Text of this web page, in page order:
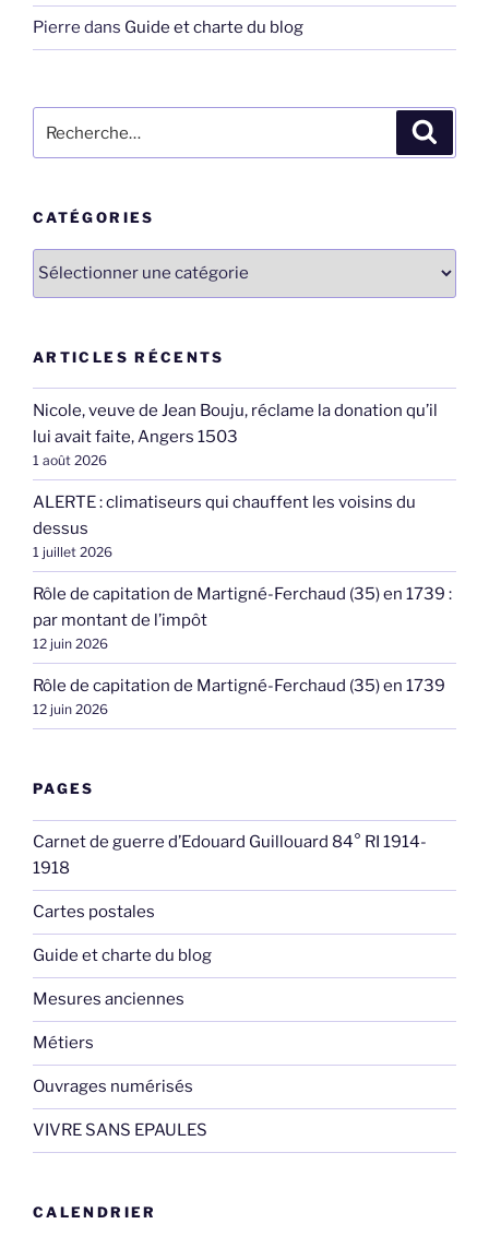
Pierre dans Guide et charte du blog
pour
CATÉGORIES
Catégories
ARTICLES RÉCENTS
Nicole, veuve de Jean Bouju, réclame la donation qu’il
lui avait faite, Angers 1503
1 août 2026
ALERTE : climatiseurs qui chauffent les voisins du
dessus
1 juillet 2026
Rôle de capitation de Martigné-Ferchaud (35) en 1739 :
par montant de l’impôt
12 juin 2026
Rôle de capitation de Martigné-Ferchaud (35) en 1739
12 juin 2026
PAGES
Carnet de guerre d’Edouard Guillouard 84° RI 1914-
1918
Cartes postales
Guide et charte du blog
Mesures anciennes
Métiers
Ouvrages numérisés
VIVRE SANS EPAULES
CALENDRIER